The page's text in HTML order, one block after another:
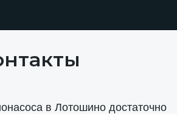
в Лотошино достаточно